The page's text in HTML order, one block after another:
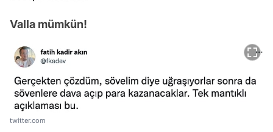
Valla mümkün!
twitter.com